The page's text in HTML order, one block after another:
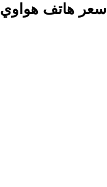
سعر هاتف هواوي Y9 2019​